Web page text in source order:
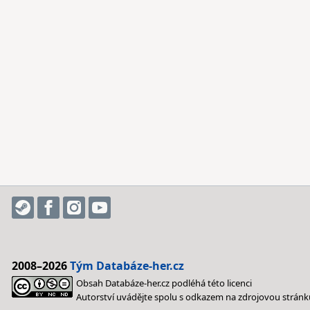
2008–2026Tým Databáze-her.cz
Obsah Databáze-her.cz podléhá této licenci
Autorství uvádějte spolu s odkazem na zdrojovou